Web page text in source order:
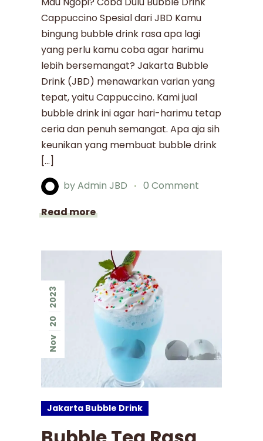
Cappuccino Spesial dari JBD Kamu
bingung bubble drink rasa apa lagi
yang perlu kamu coba agar harimu
lebih bersemangat? Jakarta Bubble
Drink (JBD) menawarkan varian yang
tepat, yaitu Cappuccino. Kami jual
bubble drink ini agar hari-harimu tetap
ceria dan penuh semangat. Apa aja sih
keunikan yang membuat bubble drink
[…]
byAdmin JBD
0 Comment
Read more
Nov
20
2023
Jakarta Bubble Drink